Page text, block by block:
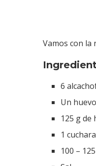
Vamos con la
6
Un huevo
125 g de
1
100 –